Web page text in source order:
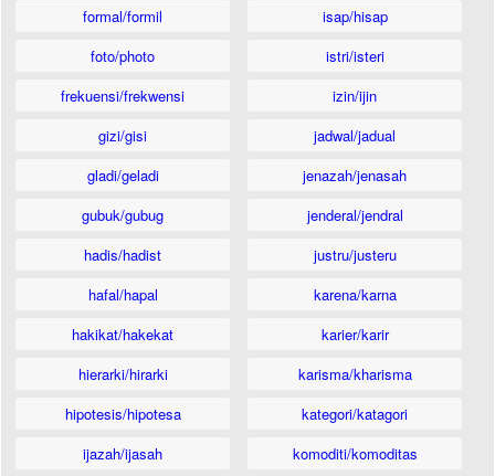
formal/formil
foto/photo
frekuensi/frekwensi
gizi/gisi
gladi/geladi
gubuk/gubug
hadis/hadist
hafal/hapal
hakikat/hakekat
hierarki/hirarki
hipotesis/hipotesa
ijazah/ijasah
isap/hisap
istri/isteri
izin/ijin
jadwal/jadual
jenazah/jenasah
jenderal/jendral
justru/justeru
karena/karna
karier/karir
karisma/kharisma
kategori/katagori
komoditi/komoditas